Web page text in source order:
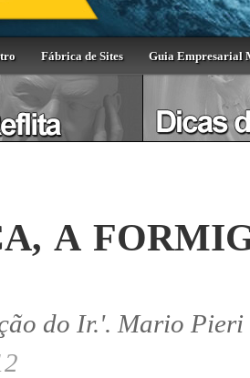
Fábrica de Sites Guia Empresarial
A
do Ir.'. Mario Pieri